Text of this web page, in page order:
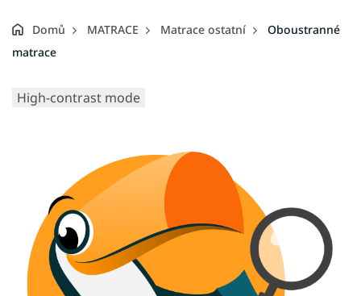
Domů MATRACE Matrace ostatní
Oboustranné
matrace
High-contrast mode